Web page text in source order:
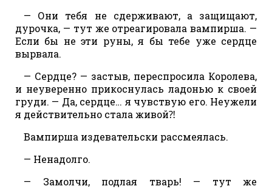
— Они тебя не сдерживают, а защищают,
дурочка, — тут же отреагировала вампирша. —
Если бы не эти руны, я бы тебе уже сердце
вырвала.
— Сердце? — застыв, переспросила Королева,
и неуверенно прикоснулась ладонью к своей
груди. — Да, сердце… я чувствую его. Неужели
я действительно стала живой⁈
Вампирша издевательски рассмеялась.
— Ненадолго.
— Замолчи, подлая тварь! — тут же